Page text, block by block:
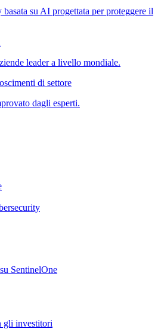
basata su AI progettata per proteggere il
leader a livello mondiale.
di settore
dagli esperti.
SentinelOne
gli investitori